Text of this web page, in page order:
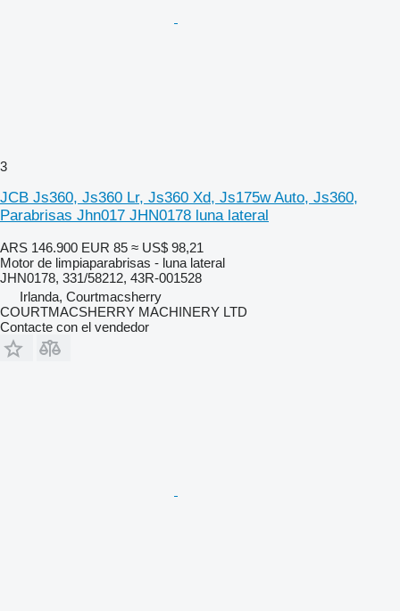
3
JCB Js360, Js360 Lr, Js360 Xd, Js175w Auto, Js360,
Parabrisas Jhn017 JHN0178 luna lateral
ARS 146.900 EUR 85 ≈ US$ 98,21
Motor de limpiaparabrisas - luna lateral
JHN0178, 331/58212, 43R-001528
Irlanda, Courtmacsherry
COURTMACSHERRY MACHINERY LTD
Contacte con el vendedor